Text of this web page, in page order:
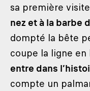
sa première
nez et à la barbe
dompté la bête
coupe la ligne en
entre dans
compte un